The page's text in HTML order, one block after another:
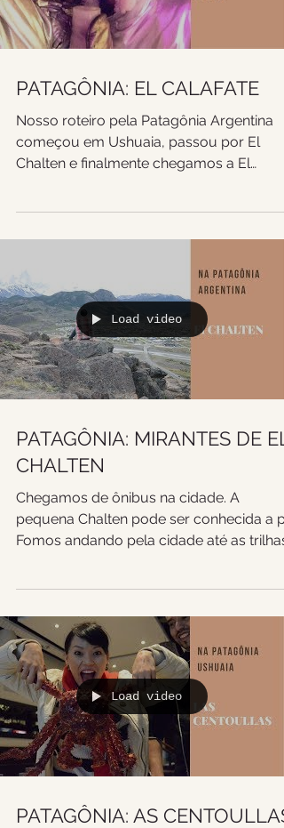
PATAGÔNIA: EL CALAFATE
Nosso roteiro pela Patagônia Argentina
começou em Ushuaia, passou por El
Chalten e finalmente chegamos a El
Load video
PATAGÔNIA: MIRANTES DE EL
CHALTEN
Chegamos de ônibus na cidade. A
pequena Chalten pode ser conhecida a
Fomos andando pela cidade até as trilhas
Load video
PATAGÔNIA: AS CENTOULLAS